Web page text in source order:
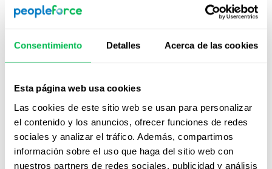
Consentimiento Detalles Acerca de las cookies
Esta página web usa cookies
Las cookies de este sitio web se usan para personalizar
el contenido y los anuncios, ofrecer funciones de redes
sociales y analizar el tráfico. Además, compartimos
información sobre el uso que haga del sitio web con
nuestros partners de redes sociales, publicidad y análisis
de empleados mediante la mejora de la estabilidad
Productividad y eficiencia mejoradas– Alinea a los
empleados con roles adecuados, impulsando el
respuestas más rápidas a los avances tecnológicos,
tendencias de la industria y demandas de los
clientes;
Prevención de escasez de mano de obra– Reduce el